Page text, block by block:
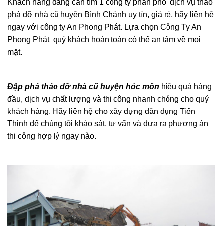
Khách hàng đang cần tìm 1 công ty phân phôi dịch vụ tháo
phá dỡ nhà cũ huyện Bình Chánh uy tín, giá rẻ, hãy liên hệ
ngay với công ty An Phong Phát. Lựa chọn Công Ty An
Phong Phát quý khách hoàn toàn có thể an tâm về mọi
mặt.
Đập phá tháo dỡ nhà cũ huyện hóc môn hiệu quả hàng
đầu, dịch vụ chất lượng và thi công nhanh chóng cho quý
khách hàng. Hãy liên hệ cho xây dựng dân dụng Tiến
Thịnh để chúng tôi khảo sát, tư vấn và đưa ra phương án
thi công hợp lý ngay nào.